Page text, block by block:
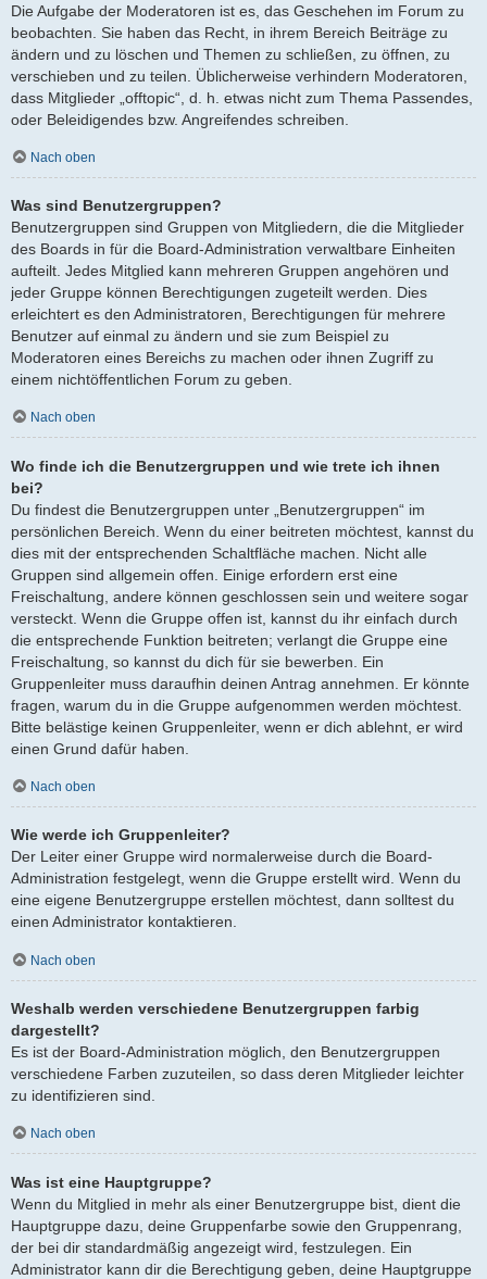
Die Aufgabe der Moderatoren ist es, das Geschehen im Forum zu
beobachten. Sie haben das Recht, in ihrem Bereich Beiträge zu
ändern und zu löschen und Themen zu schließen, zu öffnen, zu
verschieben und zu teilen. Üblicherweise verhindern Moderatoren,
dass Mitglieder „offtopic“, d. h. etwas nicht zum Thema Passendes,
oder Beleidigendes bzw. Angreifendes schreiben.
Nach oben
Was sind Benutzergruppen?
Benutzergruppen sind Gruppen von Mitgliedern, die die Mitglieder
des Boards in für die Board-Administration verwaltbare Einheiten
aufteilt. Jedes Mitglied kann mehreren Gruppen angehören und
jeder Gruppe können Berechtigungen zugeteilt werden. Dies
erleichtert es den Administratoren, Berechtigungen für mehrere
Benutzer auf einmal zu ändern und sie zum Beispiel zu
Moderatoren eines Bereichs zu machen oder ihnen Zugriff zu
einem nichtöffentlichen Forum zu geben.
Nach oben
Wo finde ich die Benutzergruppen und wie trete ich ihnen
bei?
Du findest die Benutzergruppen unter „Benutzergruppen“ im
persönlichen Bereich. Wenn du einer beitreten möchtest, kannst du
dies mit der entsprechenden Schaltfläche machen. Nicht alle
Gruppen sind allgemein offen. Einige erfordern erst eine
Freischaltung, andere können geschlossen sein und weitere sogar
versteckt. Wenn die Gruppe offen ist, kannst du ihr einfach durch
die entsprechende Funktion beitreten; verlangt die Gruppe eine
Freischaltung, so kannst du dich für sie bewerben. Ein
Gruppenleiter muss daraufhin deinen Antrag annehmen. Er könnte
fragen, warum du in die Gruppe aufgenommen werden möchtest.
Bitte belästige keinen Gruppenleiter, wenn er dich ablehnt, er wird
einen Grund dafür haben.
Nach oben
Wie werde ich Gruppenleiter?
Der Leiter einer Gruppe wird normalerweise durch die Board-
Administration festgelegt, wenn die Gruppe erstellt wird. Wenn du
eine eigene Benutzergruppe erstellen möchtest, dann solltest du
einen Administrator kontaktieren.
Nach oben
Weshalb werden verschiedene Benutzergruppen farbig
dargestellt?
Es ist der Board-Administration möglich, den Benutzergruppen
verschiedene Farben zuzuteilen, so dass deren Mitglieder leichter
zu identifizieren sind.
Nach oben
Was ist eine Hauptgruppe?
Wenn du Mitglied in mehr als einer Benutzergruppe bist, dient die
Hauptgruppe dazu, deine Gruppenfarbe sowie den Gruppenrang,
der bei dir standardmäßig angezeigt wird, festzulegen. Ein
Administrator kann dir die Berechtigung geben, deine Hauptgruppe